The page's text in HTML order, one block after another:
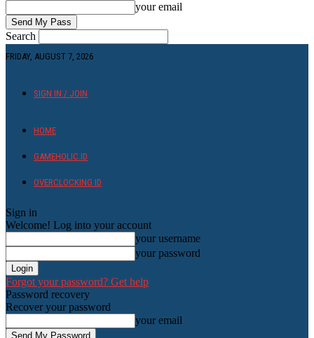
your email
Search
FRIDAY, AUGUST 7, 2026
SIGN IN / JOIN
HOME
GAMEHOLIC.ID
OVERCLOCKING ID
Sign in
Welcome! Log into your account
your username
your password
Forgot your password? Get help
Password recovery
Recover your password
your email